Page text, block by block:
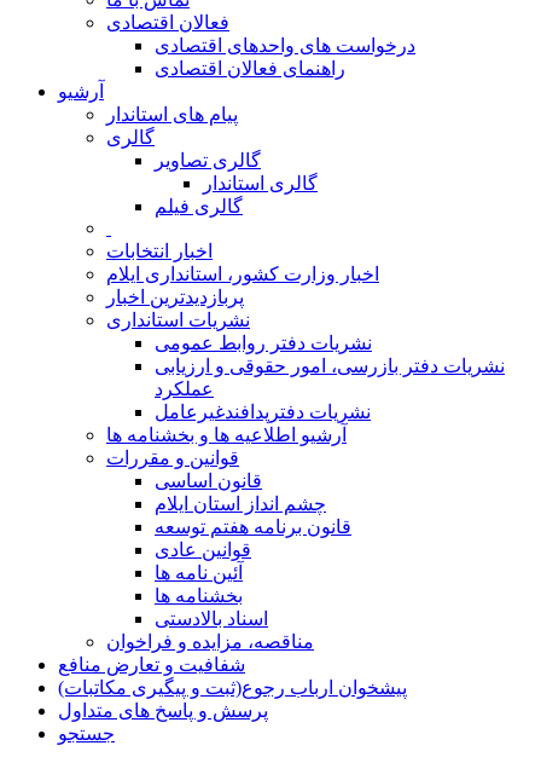
فعالان اقتصادی
درخواست های واحدهای اقتصادی
راهنمای فعالان اقتصادی
آرشیو
پیام های استاندار
گالری
گالری تصاویر
گالری استاندار
گالری فیلم
اخبار انتخابات
اخبار وزارت کشور، استانداری ایلام
پربازدیدترین اخبار
نشریات استانداری
نشریات دفتر روابط عمومی
نشريات دفتر بازرسی، امور حقوقی و ارزيابی
عملکرد
نشريات دفترپدافندغيرعامل
آرشیو اطلاعیه ها و بخشنامه ها
قوانین و مقررات
قانون اساسی
چشم انداز استان ایلام
قانون برنامه هفتم توسعه
قوانین عادی
آئین نامه ها
بخشنامه ها
اسناد بالادستی
مناقصه، مزایده و فراخوان
شفافیت و تعارض منافع
پیشخوان ارباب رجوع(ثبت و پیگیری مکاتبات)
پرسش و پاسخ های متداول
جستجو